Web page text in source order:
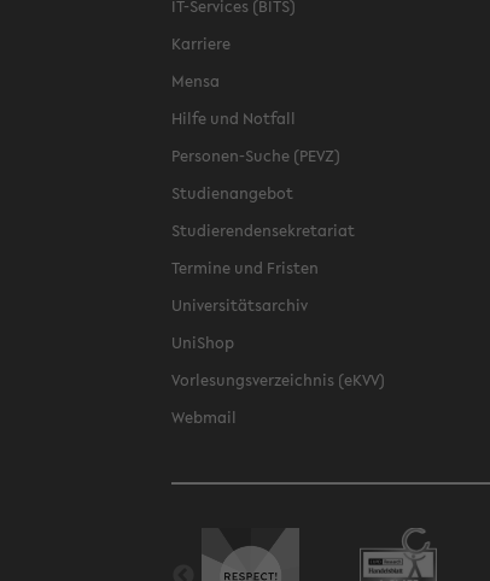
IT-Services (BITS)
Karriere
Mensa
Hilfe und Notfall
Personen-Suche (PEVZ)
Studienangebot
Studierendensekretariat
Termine und Fristen
Universitätsarchiv
UniShop
Vorlesungsverzeichnis (eKVV)
Webmail